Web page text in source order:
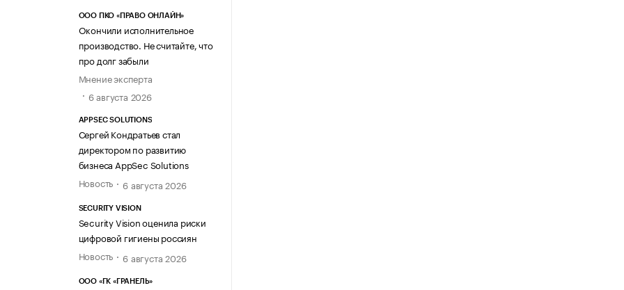
ООО ПКО «ПРАВО ОНЛАЙН»
Окончили исполнительное
производство. Не считайте, что
про долг забыли
Мнение эксперта
6 августа 2026
APPSEC SOLUTIONS
Сергей Кондратьев стал
директором по развитию
бизнеса AppSec Solutions
Новость
6 августа 2026
SECURITY VISION
Security Vision оценила риски
цифровой гигиены россиян
Новость
6 августа 2026
ООО «ГК «ГРАНЕЛЬ»